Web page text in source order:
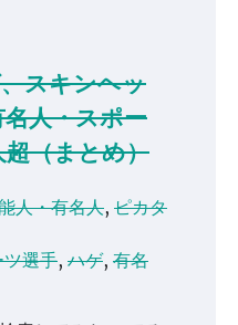
スキンヘッ
人・スポー
（まとめ）
人・有名人, ピカタ
選手, ハゲ, 有名